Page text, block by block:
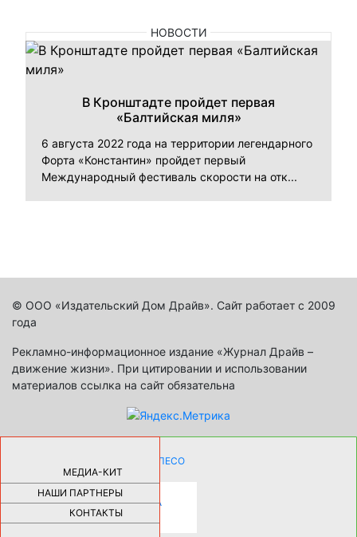
НОВОСТИ
В Кронштадте пройдет первая
«Балтийская миля»
6 августа 2022 года на территории легендарного
Форта «Константин» пройдет первый
Международный фестиваль скорости на отк...
© ООО «Издательский Дом Драйв». Сайт работает с 2009
года
Рекламно-информационное издание «Журнал Драйв –
движение жизни». При цитировании и использовании
материалов ссылка на сайт обязательна
МЕДИА-КИТ
НАШИ ПАРТНЕРЫ
КОНТАКТЫ
КАК ДЕВУШКЕ ПОМЕНЯТЬ КОЛЕСО
НА АВТОМОБИЛЕ |69189
НОВЫЕ РАЗРАБОТКИ ДЛЯ
ОЗДОРОВЛЕНИЯ ОРГАНИЗМА
ПЛАТФОРМА ШУМАННА 3Д И
КАПСУЛА ЗДОРОВЬЯ |28297